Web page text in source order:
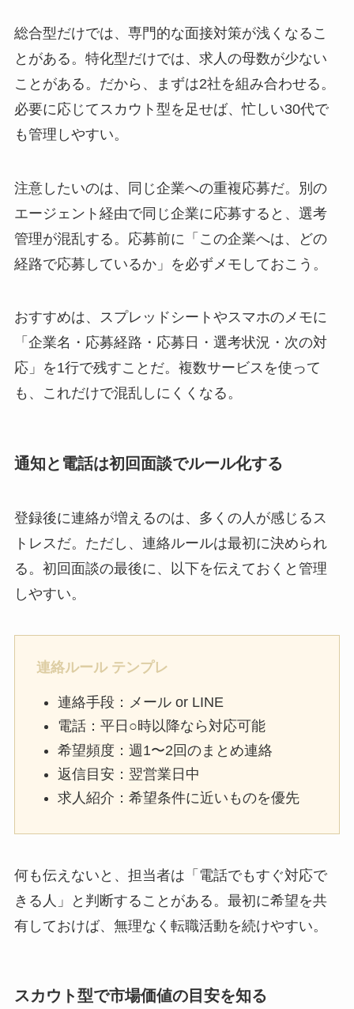
総合型だけでは、専門的な面接対策が浅くなるこ
とがある。特化型だけでは、求人の母数が少ない
ことがある。だから、まずは2社を組み合わせる。
必要に応じてスカウト型を足せば、忙しい30代で
も管理しやすい。
注意したいのは、同じ企業への重複応募だ。別の
エージェント経由で同じ企業に応募すると、選考
管理が混乱する。応募前に「この企業へは、どの
経路で応募しているか」を必ずメモしておこう。
おすすめは、スプレッドシートやスマホのメモに
「企業名・応募経路・応募日・選考状況・次の対
応」を1行で残すことだ。複数サービスを使って
も、これだけで混乱しにくくなる。
通知と電話は初回面談でルール化する
登録後に連絡が増えるのは、多くの人が感じるス
トレスだ。ただし、連絡ルールは最初に決められ
る。初回面談の最後に、以下を伝えておくと管理
しやすい。
連絡ルール テンプレ
連絡手段：メール or LINE
電話：平日○時以降なら対応可能
希望頻度：週1〜2回のまとめ連絡
返信目安：翌営業日中
求人紹介：希望条件に近いものを優先
何も伝えないと、担当者は「電話でもすぐ対応で
きる人」と判断することがある。最初に希望を共
有しておけば、無理なく転職活動を続けやすい。
スカウト型で市場価値の目安を知る